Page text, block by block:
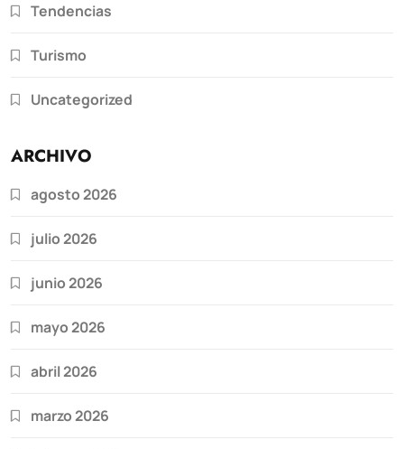
Tendencias
Turismo
Uncategorized
ARCHIVO
agosto 2026
julio 2026
junio 2026
mayo 2026
abril 2026
marzo 2026